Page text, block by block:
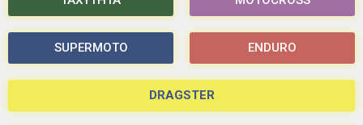
SUPERMOTO ENDURO
DRAGSTER